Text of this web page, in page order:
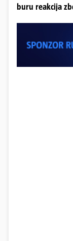
buru reakcija